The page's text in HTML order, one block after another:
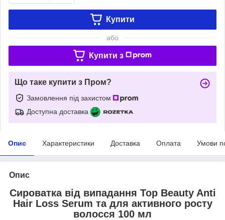
Купити
або
Купити з
Що таке купити з Пром?
Замовлення під захистом
Доступна доставка
Опис Характеристики Доставка Оплата Умови
Опис
Сироватка від випадання Top Beauty Anti
Hair Loss Serum та для активного росту
волосся 100 мл